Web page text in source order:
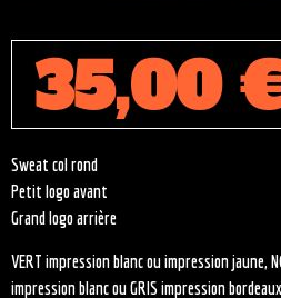
35,00
Sweat col rond
Petit logo avant
Grand logo arrière
VERT impression blanc ou impression jaune,
impression blanc ou GRIS impression bordeaux.